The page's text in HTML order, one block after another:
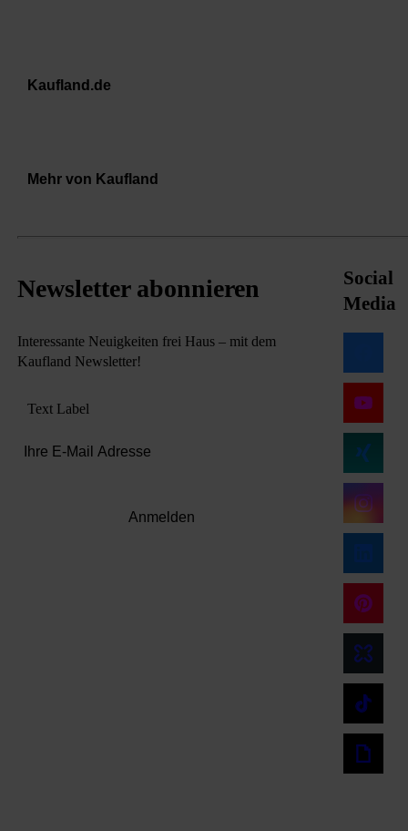
Kaufland.de
Mehr von Kaufland
Newsletter abonnieren
Interessante Neuigkeiten frei Haus – mit dem
Kaufland Newsletter!
Text Label
Anmelden
Social
Media